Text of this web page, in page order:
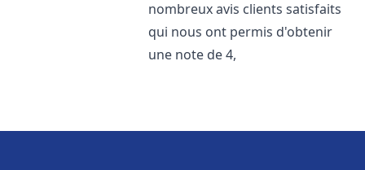
nombreux avis clients satisfaits
qui nous ont permis d'obtenir
une note de 4,